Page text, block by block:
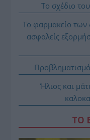
Το σχέδιο
Το φαρμακείο
ασφαλείς
Ήλιος και
ΤΟ